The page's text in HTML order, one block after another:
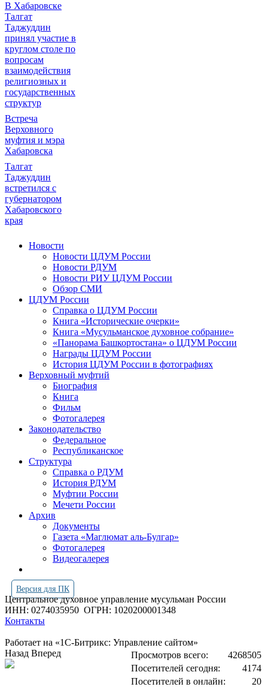
В Хабаровске
Талгат
Таджуддин
принял участие в
круглом столе по
вопросам
взаимодействия
религиозных и
государственных
структур
Встреча
Верховного
муфтия и мэра
Хабаровска
Талгат
Таджуддин
встретился с
губернатором
Хабаровского
края
Новости
Новости ЦДУМ России
Новости РДУМ
Новости РИУ ЦДУМ России
Обзор СМИ
ЦДУМ России
Справка о ЦДУМ России
Книга «Исторические очерки»
Книга «Мусульманское духовное собрание»
«Панорама Башкортостана» о ЦДУМ России
Награды ЦДУМ России
История ЦДУМ России в фотографиях
Верховный муфтий
Биография
Книга
Фильм
Фотогалерея
Законодательство
Федеральное
Республиканское
Структура
Справка о РДУМ
История РДУМ
Муфтии России
Мечети России
Архив
Документы
Газета «Маглюмат аль-Булгар»
Фотогалерея
Видеогалерея
Версия для ПК
Центральное духовное управление мусульман России
ИНН: 0274035950 ОГРН: 1020200001348
Контакты
Работает на «1С-Битрикс: Управление сайтом»
Просмотров всего:
4268505
Посетителей сегодня:
4174
Посетителей в онлайн:
20
Назад Вперед